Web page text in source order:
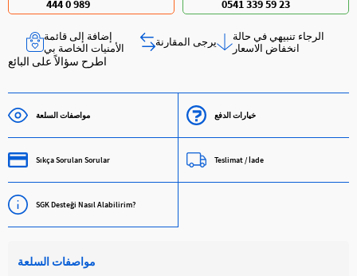
0541 339 59 23
444 0 989
إضافة إلى قائمة
الأمنيات الخاصة بي
يرجى المقارنة
الرجاء تنبيهي في حالة
انخفاض الاسعار
اطرح سؤالاً على البائع
مواصفات السلعة خيارات الدفع
Sıkça Sorulan Sorular Teslimat / İade
SGK Desteği Nasıl Alabilirim?
مواصفات السلعة